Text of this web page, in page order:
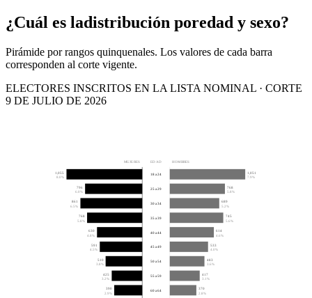
¿Cuál es ladistribución poredad y sexo?
Pirámide por rangos quinquenales. Los valores de cada barra
corresponden al corte vigente.
ELECTORES INSCRITOS EN LA LISTA NOMINAL · CORTE
9 DE JULIO DE 2026
MUJERES EDAD HOMBRES
1,055
8.0%
1,051
7.9%
18 a 24
796
6.0%
768
5.8%
25 a 29
861
6.5%
689
5.2%
30 a 34
768
5.8%
745
5.6%
35 a 39
630
4.8%
614
4.6%
40 a 44
591
4.5%
533
4.0%
45 a 49
510
3.8%
483
3.6%
50 a 54
425
3.2%
417
3.1%
55 a 59
390
2.9%
370
2.8%
60 a 64